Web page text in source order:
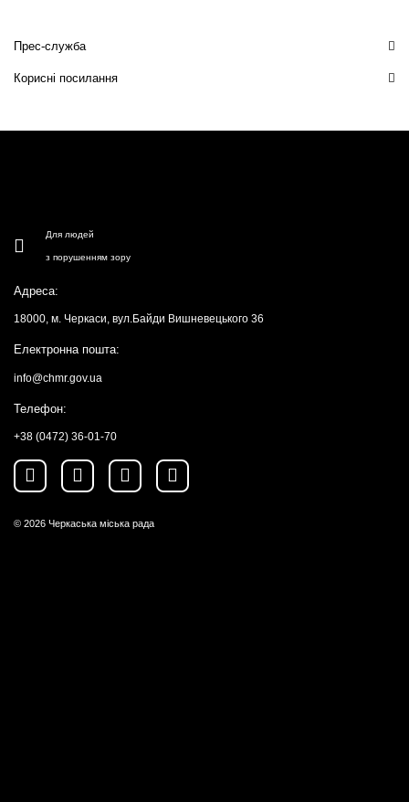
Прес-служба
Корисні посилання
Для людей
з порушенням зору
Адреса:
18000, м. Черкаси, вул.Байди Вишневецького 36
Електронна пошта:
info@chmr.gov.ua
Телефон:
+38 (0472) 36-01-70
© 2026 Черкаська міська рада